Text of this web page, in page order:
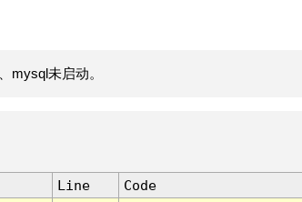
mysql未启动。
Line
Code